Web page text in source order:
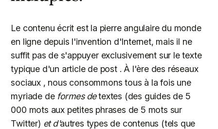
Le contenu écrit est la pierre angulaire du monde
en ligne depuis l'invention d'Internet, mais il ne
suffit pas de s'appuyer exclusivement sur le texte
typique d'un article de post . À l'ère des réseaux
sociaux , nous consommons tous à la fois une
myriade de formes detextes (des guides de 5
000 mots aux petites phrases de 5 mots sur
Twitter) et d'autres types de contenus (tels que